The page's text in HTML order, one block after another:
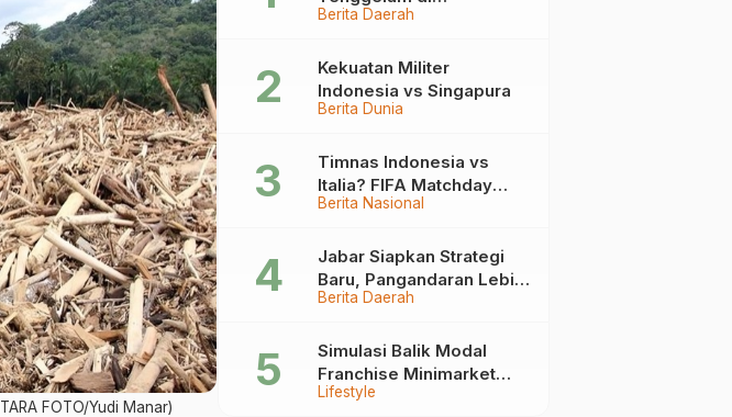
FOTO/Yudi Manar)
Berita Daerah
Pangandaran Berakhir
Berita Dunia
Kekuatan Militer
Indonesia vs Singapura
Berita Nasional
Timnas Indonesia vs
Italia? FIFA Matchday
2026 Jadi Laga Terbesar
Berita Daerah
Jabar Siapkan Strategi
Baru, Pangandaran Lebih
Mudah Dijangkau
Lifestyle
Simulasi Balik Modal
Franchise Minimarket
2026